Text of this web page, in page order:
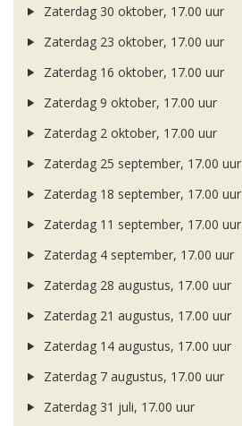
Zaterdag 30 oktober, 17.00 uur
Zaterdag 23 oktober, 17.00 uur
Zaterdag 16 oktober, 17.00 uur
Zaterdag 9 oktober, 17.00 uur
Zaterdag 2 oktober, 17.00 uur
Zaterdag 25 september, 17.00 uur
Zaterdag 18 september, 17.00 uur
Zaterdag 11 september, 17.00 uur
Zaterdag 4 september, 17.00 uur
Zaterdag 28 augustus, 17.00 uur
Zaterdag 21 augustus, 17.00 uur
Zaterdag 14 augustus, 17.00 uur
Zaterdag 7 augustus, 17.00 uur
Zaterdag 31 juli, 17.00 uur